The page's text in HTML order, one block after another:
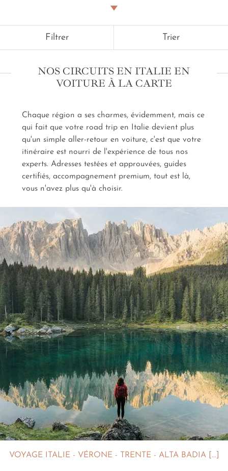
pour quelques heures ou quelques jours au fil des
commencer l'aventure en voiture ? Par un thème
peut-être ? Plutôt circuit gourmet ou culturel ?
Pourquoi choisir finalement, quand on peut
à la main ? Pourquoi choisir entre contemplation et
exploration quand nos créateurs imaginent pour vous
chaque heure de route de votreroad trip en Italie
sur mesure. Réservations, confirmations et
changements d'avis, la liberté au volant !
Filtrer Trier
NOS CIRCUITS EN ITALIE EN
VOITURE À LA CARTE
Chaque région a ses charmes, évidemment, mais ce
qui fait que votre road trip en Italie devient plus
qu'un simple aller-retour en voiture, c'est que votre
itinéraire est nourri de l'expérience de tous nos
experts. Adresses testées et approuvées, guides
certifiés, accompagnement premium, tout est là,
vous n'avez plus qu'à choisir.
VOYAGE ITALIE - VÉRONE - TRENTE - ALTA BADIA [...]